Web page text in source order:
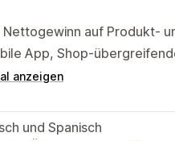
auf Produkt-
App, Shop-
anzeigen
und Spanisch